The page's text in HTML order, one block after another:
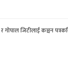
जिटीलाई कञ्चन